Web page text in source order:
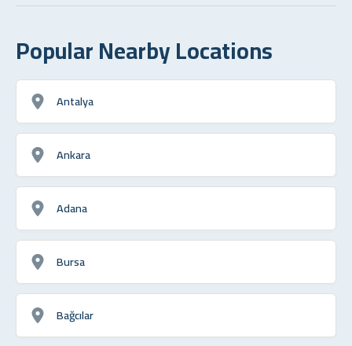
Popular Nearby Locations
Antalya
Ankara
Adana
Bursa
Bağcılar